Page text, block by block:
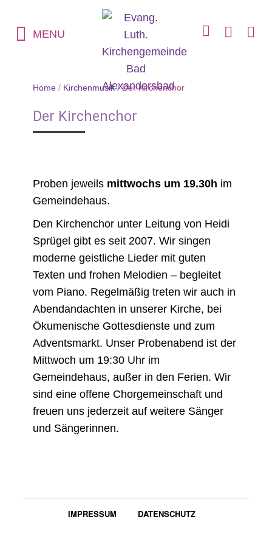
MENU
Home / Kirchenmusik/Der Kirchenchor
Der Kirchenchor
Proben jeweils mittwochs um 19.30h im
Gemeindehaus.
Den Kirchenchor unter Leitung von Heidi
Sprügel gibt es seit 2007. Wir singen
moderne geistliche Lieder mit guten
Texten und frohen Melodien – begleitet
vom Piano. Regelmäßig treten wir auch in
Abendandachten in unserer Kirche, bei
Ökumenische Gottesdienste und zum
Adventsmarkt. Unser Probenabend ist der
Mittwoch um 19:30 Uhr im
Gemeindehaus, außer in den Ferien. Wir
sind eine offene Chorgemeinschaft und
freuen uns jederzeit auf weitere Sänger
und Sängerinnen.
IMPRESSUM DATENSCHUTZ